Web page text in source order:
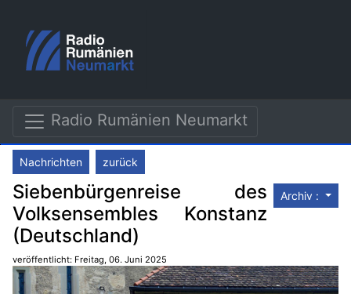
Radio Rumänien Neumarkt
Nachrichten zurück
Archiv :
Siebenbürgenreise des
Volksensembles Konstanz
(Deutschland)
veröffentlicht: Freitag, 06. Juni 2025